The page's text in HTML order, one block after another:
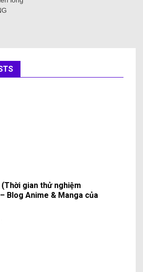
(Thời gian thử nghiệm
Blog Anime & Manga của